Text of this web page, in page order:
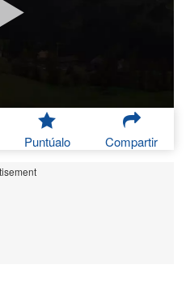
Puntúalo Compartir